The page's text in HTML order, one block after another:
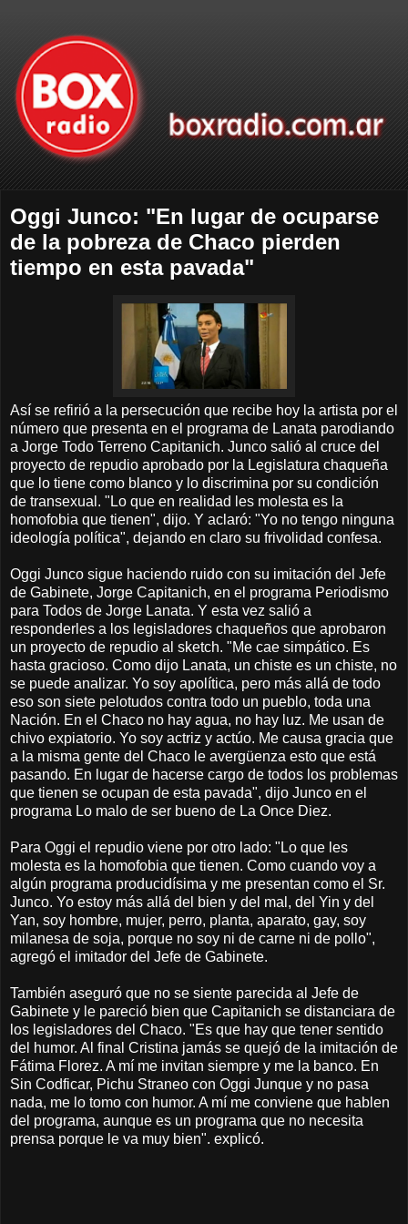
Oggi Junco: "En lugar de ocuparse
de la pobreza de Chaco pierden
tiempo en esta pavada"
Así se refirió a la persecución que recibe hoy la artista por el
número que presenta en el programa de Lanata parodiando
a Jorge Todo Terreno Capitanich. Junco salió al cruce del
proyecto de repudio aprobado por la Legislatura chaqueña
que lo tiene como blanco y lo discrimina por su condición
de transexual. "Lo que en realidad les molesta es la
homofobia que tienen", dijo. Y aclaró: "Yo no tengo ninguna
ideología política", dejando en claro su frivolidad confesa.
Oggi Junco sigue haciendo ruido con su imitación del Jefe
de Gabinete, Jorge Capitanich, en el programa Periodismo
para Todos de Jorge Lanata. Y esta vez salió a
responderles a los legisladores chaqueños que aprobaron
un proyecto de repudio al sketch. "Me cae simpático. Es
hasta gracioso. Como dijo Lanata, un chiste es un chiste, no
se puede analizar. Yo soy apolítica, pero más allá de todo
eso son siete pelotudos contra todo un pueblo, toda una
Nación. En el Chaco no hay agua, no hay luz. Me usan de
chivo expiatorio. Yo soy actriz y actúo. Me causa gracia que
a la misma gente del Chaco le avergüenza esto que está
pasando. En lugar de hacerse cargo de todos los problemas
que tienen se ocupan de esta pavada", dijo Junco en el
programa Lo malo de ser bueno de La Once Diez.
Para Oggi el repudio viene por otro lado: "Lo que les
molesta es la homofobia que tienen. Como cuando voy a
algún programa producidísima y me presentan como el Sr.
Junco. Yo estoy más allá del bien y del mal, del Yin y del
Yan, soy hombre, mujer, perro, planta, aparato, gay, soy
milanesa de soja, porque no soy ni de carne ni de pollo",
agregó el imitador del Jefe de Gabinete.
También aseguró que no se siente parecida al Jefe de
Gabinete y le pareció bien que Capitanich se distanciara de
los legisladores del Chaco. "Es que hay que tener sentido
del humor. Al final Cristina jamás se quejó de la imitación de
Fátima Florez. A mí me invitan siempre y me la banco. En
Sin Codficar, Pichu Straneo con Oggi Junque y no pasa
nada, me lo tomo con humor. A mí me conviene que hablen
del programa, aunque es un programa que no necesita
prensa porque le va muy bien". explicó.